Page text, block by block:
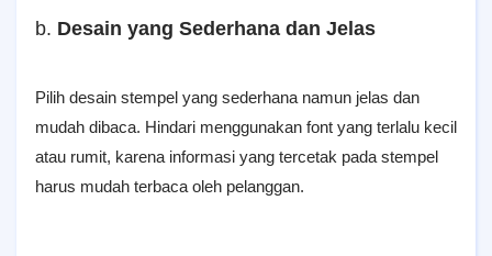
b. Desain yang Sederhana dan Jelas
Pilih desain stempel yang sederhana namun jelas dan
mudah dibaca. Hindari menggunakan font yang terlalu kecil
atau rumit, karena informasi yang tercetak pada stempel
harus mudah terbaca oleh pelanggan.